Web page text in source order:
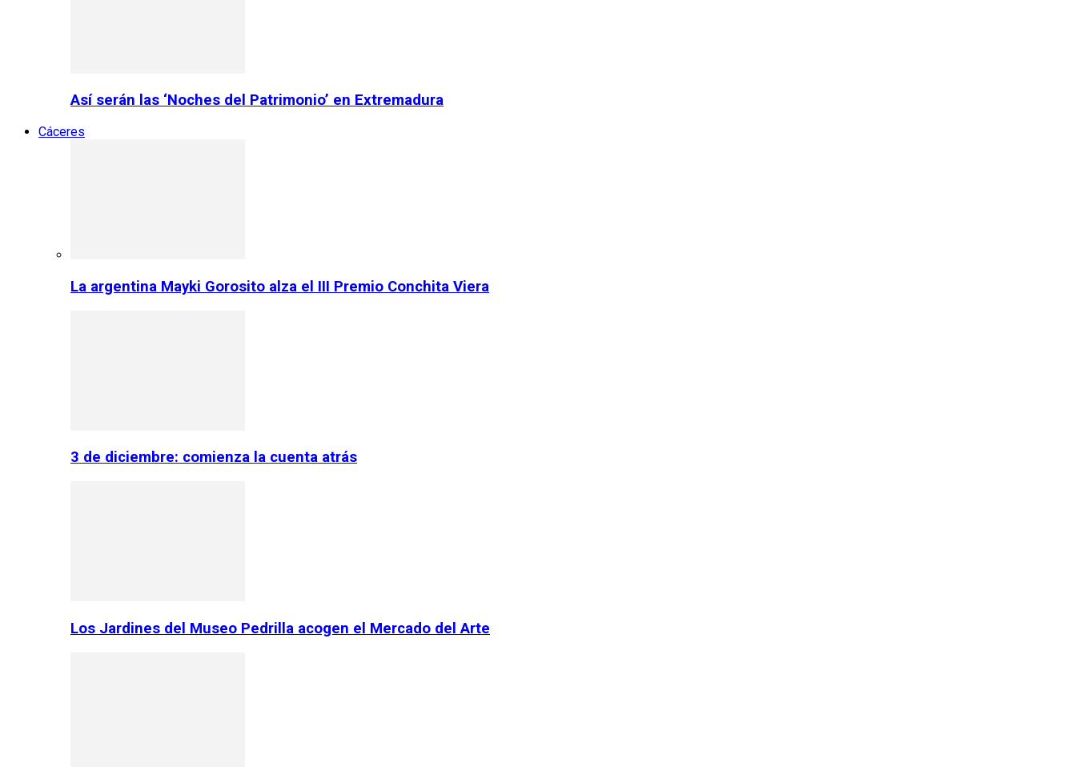
Así serán las ‘Noches del Patrimonio’ en Extremadura
Cáceres
La argentina Mayki Gorosito alza el III Premio Conchita Viera
3 de diciembre: comienza la cuenta atrás
Los Jardines del Museo Pedrilla acogen el Mercado del Arte